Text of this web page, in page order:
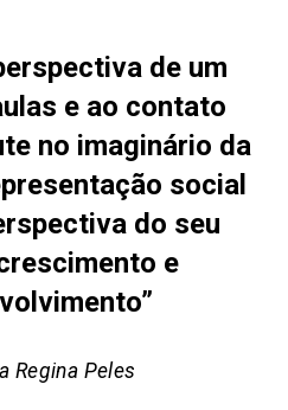
de um
e ao contato
no imaginário da
social
do seu
e
Regina Peles